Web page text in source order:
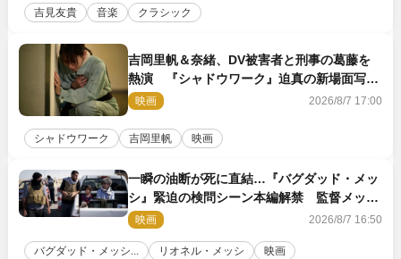
吉見友貴 音楽 クラシック
吉岡里帆＆奈緒、DV被害者と刑事の葛藤を
熱演 『シャドウワーク』迫真の新場面写真
公開
映画 2026/8/7 17:00
シャドウワーク 吉岡里帆 映画
一瞬の油断が死に直結…『バグダッド・メッ
シ』緊迫の検問シーン本編解禁 監督メッセ
ージも到着
映画 2026/8/7 16:50
バグダッド・メッシ... リオネル・メッシ 映画